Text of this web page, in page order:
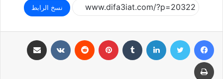
نسخ الرابط
فيسبوك تويتر لينكدإن بينتيريست
طباعة